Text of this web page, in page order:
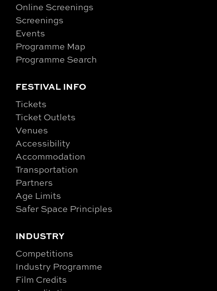
Online Screenings
Screenings
Events
Programme Map
Programme Search
FESTIVAL INFO
Tickets
Ticket Outlets
Venues
Accessibility
Accommodation
Transportation
Partners
Age Limits
Safer Space Principles
INDUSTRY
Competitions
Industry Programme
Film Credits